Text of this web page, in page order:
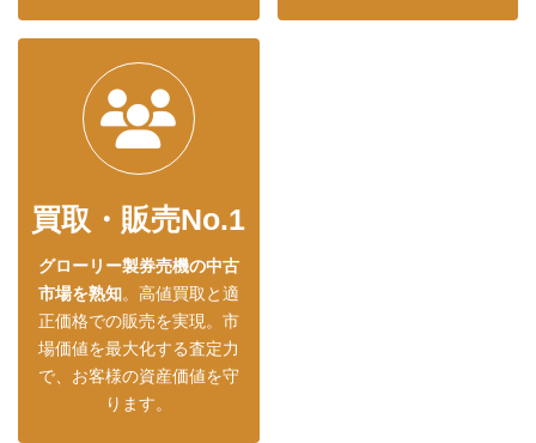
買取・販売No.1
グローリー製券売機の中古
市場を熟知。高値買取と適
正価格での販売を実現。市
場価値を最大化する査定力
で、お客様の資産価値を守
ります。